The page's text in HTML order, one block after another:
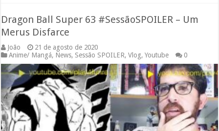
Dragon Ball Super 63 #SessãoSPOILER – Um
Merus Disfarce
João
21 de agosto de 2020
Anime/ Mangá, News, Sessão SPOILER,Vlog,Youtube 0